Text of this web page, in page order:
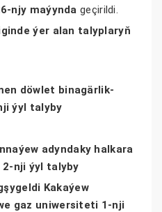
njy maýynda geçirildi.
ýer alan talyplaryň
döwlet binagärlik-
ýyl talyby
adyndaky halkara
2-nji ýyl talyby
Kakaýew
gaz uniwersiteti 1-nji